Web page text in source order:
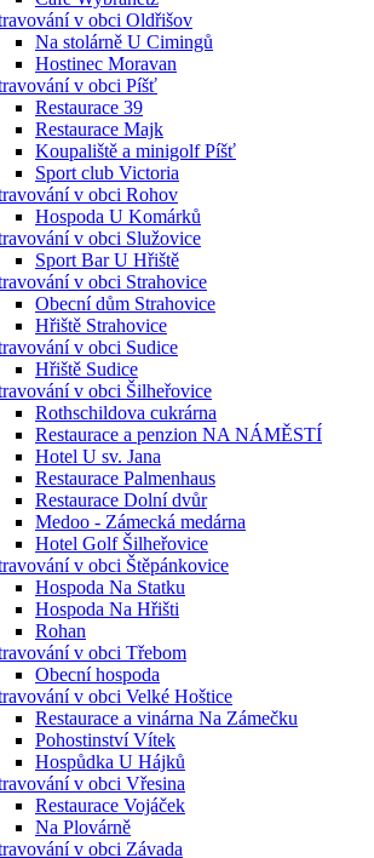
v obci Oldřišov
Na stolárně U Cimingů
Hostinec Moravan
v obci Píšť
Restaurace 39
Restaurace Majk
Koupaliště a minigolf Píšť
Sport club Victoria
v obci Rohov
Hospoda U Komárků
v obci Služovice
Sport Bar U Hřiště
v obci Strahovice
Obecní dům Strahovice
Hřiště Strahovice
v obci Sudice
Hřiště Sudice
v obci Šilheřovice
Rothschildova cukrárna
Restaurace a penzion NA NÁMĚSTÍ
Hotel U sv. Jana
Restaurace Palmenhaus
Restaurace Dolní dvůr
Medoo - Zámecká medárna
Hotel Golf Šilheřovice
v obci Štěpánkovice
Hospoda Na Statku
Hospoda Na Hřišti
Rohan
v obci Třebom
Obecní hospoda
v obci Velké Hoštice
Restaurace a vinárna Na Zámečku
Pohostinství Vítek
Hospůdka U Hájků
v obci Vřesina
Restaurace Vojáček
Na Plovárně
v obci Závada